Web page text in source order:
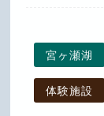
宮ヶ瀬湖
体験施設